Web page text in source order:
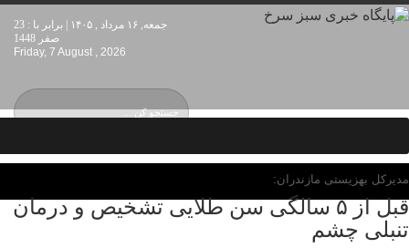
جمعه, ۱۶ مرداد , ۱۴۰۵ | برابر با : 23
صفر 1448
Friday, 7 August , 2026
مدیرکل بهزیستی مازندران:
قبل از ۵ سالگی سن طلایی تشخیص و درمان
تنبلی چشم